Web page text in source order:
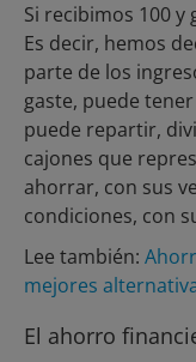
Si recibimos 100
Es decir, hemos
parte de los
gaste, puede
puede repartir,
cajones que
ahorrar, con sus
condiciones, con
Lee también:
mejores
El ahorro